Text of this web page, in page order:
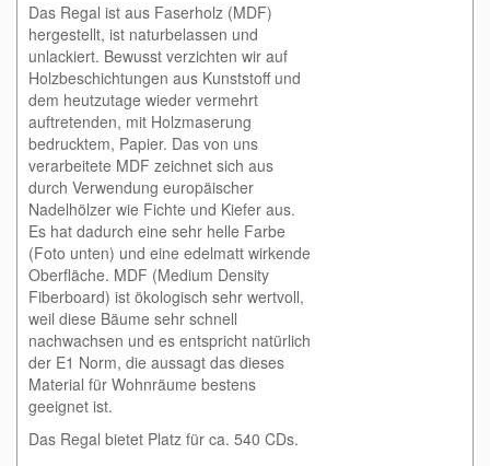
Das Regal ist aus Faserholz (MDF)
hergestellt, ist naturbelassen und
unlackiert. Bewusst verzichten wir auf
Holzbeschichtungen aus Kunststoff und
dem heutzutage wieder vermehrt
auftretenden, mit Holzmaserung
bedrucktem, Papier. Das von uns
verarbeitete MDF zeichnet sich aus
durch Verwendung europäischer
Nadelhölzer wie Fichte und Kiefer aus.
Es hat dadurch eine sehr helle Farbe
(Foto unten) und eine edelmatt wirkende
Oberfläche. MDF (Medium Density
Fiberboard) ist ökologisch sehr wertvoll,
weil diese Bäume sehr schnell
nachwachsen und es entspricht natürlich
der E1 Norm, die aussagt das dieses
Material für Wohnräume bestens
geeignet ist.
Das Regal bietet Platz für ca. 540 CDs.